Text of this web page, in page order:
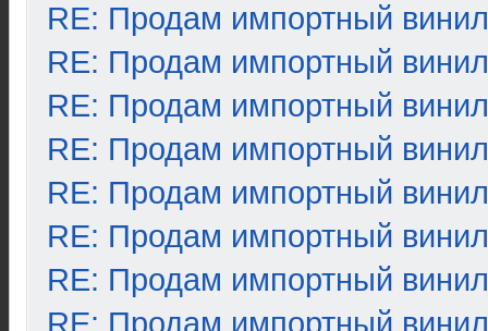
RE: Продам импортный винил
RE: Продам импортный винил
RE: Продам импортный винил
RE: Продам импортный винил
RE: Продам импортный винил
RE: Продам импортный винил
RE: Продам импортный винил
RE: Продам импортный винил